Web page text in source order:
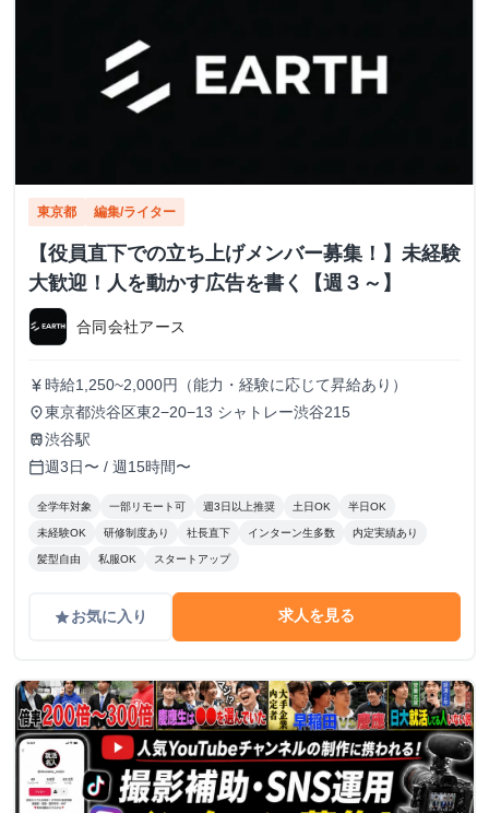
東京都 編集/ライター
【役員直下での立ち上げメンバー募集！】未経験
大歓迎！人を動かす広告を書く【週３～】
合同会社アース
currency_yen 時給1,250~2,000円（能力・経験に応じて昇給あり）
place東京都渋谷区東2−20−13 シャトレー渋谷215
train渋谷駅
calendar_today週3日〜 / 週15時間〜
全学年対象 一部リモート可 週3日以上推奨 土日OK 半日OK
未経験OK 研修制度あり 社長直下 インターン生多数 内定実績あり
髪型自由 私服OK スタートアップ
gradeお気に入り 求人を見る